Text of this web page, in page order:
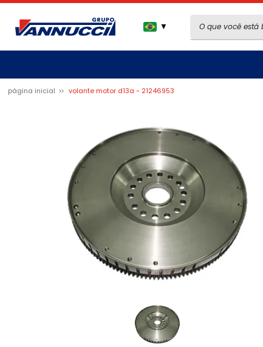
▼
página inicial volante motor d13a - 21246953